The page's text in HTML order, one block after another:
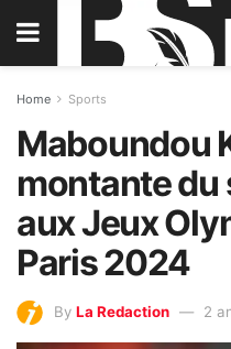
Home Sports
Maboundou
montante
aux Jeux
Paris 2024
By La Redaction 2